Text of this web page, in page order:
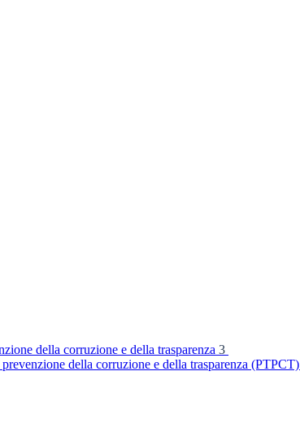
della corruzione e della trasparenza 3
della corruzione e della trasparenza (PTPCT)